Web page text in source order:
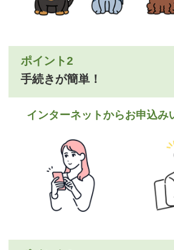
ポイント2
手続きが簡単！
インターネットからお申込み